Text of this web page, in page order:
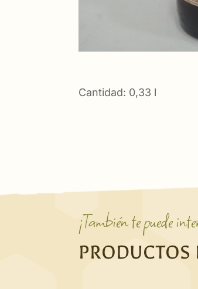
Cantidad: 0,33 l
¡También te puede
PRODUCTOS